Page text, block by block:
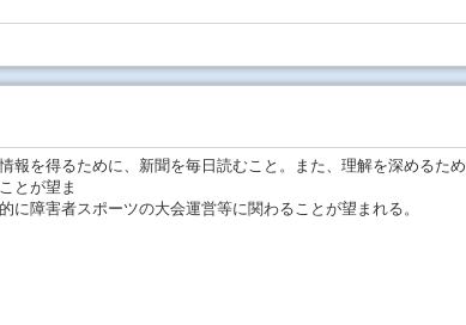
報を得るために、新聞を毎日読むこと。また、理解を深めるため
とが望ま
障害者スポーツの大会運営等に関わることが望まれる。